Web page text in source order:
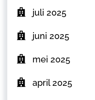
juli 2025
juni 2025
mei 2025
april 2025